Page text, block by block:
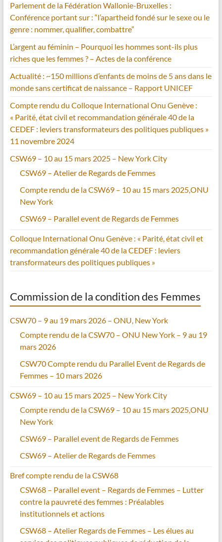
Parlement de la Fédération Wallonie-Bruxelles :
Conférence portant sur : “l’apartheid fondé sur le sexe ou le
genre : nommer, qualifier, combattre”
L’argent au féminin – Pourquoi les hommes sont-ils plus
riches que les femmes ? – Actes de la conférence
Actualité : ~150 millions d’enfants de moins de 5 ans dans le
monde sans certificat de naissance – Rapport UNICEF
Compte rendu du Colloque International Onu Genève :
« Parité, état civil et recommandation générale 40 de la
CEDEF : leviers transformateurs des politiques publiques »
11 novembre 2024
CSW69 – 10 au 15 mars 2025 – New York City
CSW69 – Atelier de Regards de Femmes
Compte rendu de la CSW69 – 10 au 15 mars 2025,ONU
New York
CSW69 – Parallel event de Regards de Femmes
Colloque International Onu Genève : « Parité, état civil et
recommandation générale 40 de la CEDEF : leviers
transformateurs des politiques publiques »
Commission de la condition des Femmes
CSW70 – 9 au 19 mars 2026 – ONU, New York
Compte rendu de la CSW70 – ONU New York – 9 au 19
mars 2026
CSW70 Compte rendu du Parallel Event de Regards de
Femmes – 10 mars 2026
CSW69 – 10 au 15 mars 2025 – New York City
Compte rendu de la CSW69 – 10 au 15 mars 2025,ONU
New York
CSW69 – Parallel event de Regards de Femmes
CSW69 – Atelier de Regards de Femmes
Bref compte rendu de la CSW68
CSW68 – Parallel event – Regards de Femmes – Lutter
contre la pauvreté des femmes : Préalables
institutionnels et actions
CSW68 – Atelier Regards de Femmes – Les élues au